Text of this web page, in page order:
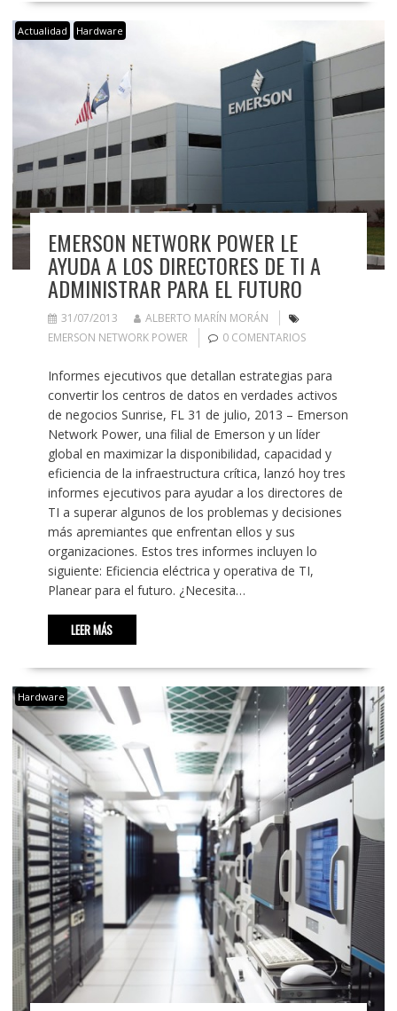
Actualidad Hardware
EMERSON NETWORK POWER LE
AYUDA A LOS DIRECTORES DE TI A
ADMINISTRAR PARA EL FUTURO
31/07/2013
ALBERTO MARÍN MORÁN
EMERSON NETWORK POWER
0 COMENTARIOS
Informes ejecutivos que detallan estrategias para
convertir los centros de datos en verdades activos
de negocios Sunrise, FL 31 de julio, 2013 – Emerson
Network Power, una filial de Emerson y un líder
global en maximizar la disponibilidad, capacidad y
eficiencia de la infraestructura crítica, lanzó hoy tres
informes ejecutivos para ayudar a los directores de
TI a superar algunos de los problemas y decisiones
más apremiantes que enfrentan ellos y sus
organizaciones. Estos tres informes incluyen lo
siguiente: Eficiencia eléctrica y operativa de TI,
Planear para el futuro. ¿Necesita…
LEER MÁS
Hardware